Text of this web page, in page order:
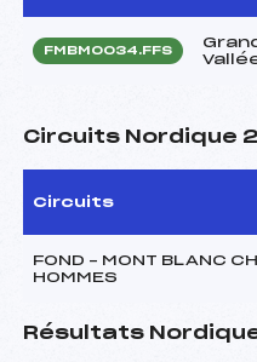
FMBM0034.FFS
Circuits Nordique
Circuits
FOND – MONT BLANC
HOMMES
Résultats